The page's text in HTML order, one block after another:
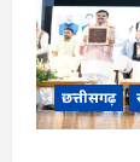
छत्तीसगढ़